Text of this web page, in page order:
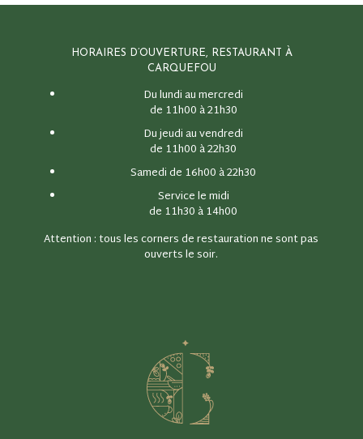
HORAIRES D’OUVERTURE, RESTAURANT À
CARQUEFOU
Du lundi au mercredi
de 11h00 à 21h30
Du jeudi au vendredi
de 11h00 à 22h30
Samedi de 16h00 à 22h30
Service le midi
de 11h30 à 14h00
Attention : tous les corners de restauration ne sont pas
ouverts le soir.